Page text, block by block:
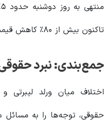
تاکنون بیش از ۸۰٪ کاهش قیمت را تجربه کرده است.
جمع‌بندی: نبرد
اختلاف میان ورلد لیبرتی
حقوقی، توجه‌ها را به